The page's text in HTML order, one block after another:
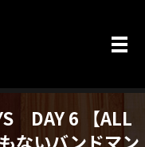
DAY 6 【ALL
ないバンドマン